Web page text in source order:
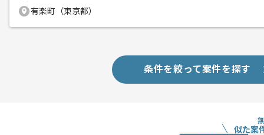
有楽町（東京都）
条件を絞って案件を探す
似た案